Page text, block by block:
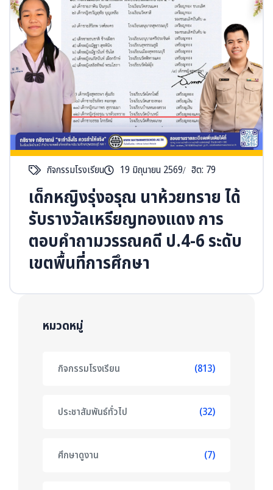
เด็กหญิงรุ่งอรุณ นาห้วยทราย ได้
รับรางวัลเหรียญทองแดง การ
ตอบคำถามวรรณคดี ป.4-6 ระดับ
เขตพื้นที่การศึกษา
กิจกรรมโรงเรียน 19 มิถุนายน 2569 ฮิต: 79
หมวดหมู่
กิจกรรมโรงเรียน (813)
ประชาสัมพันธ์ทั่วไป (32)
ศึกษาดูงาน (7)